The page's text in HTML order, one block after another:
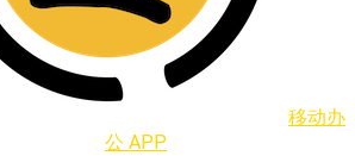
移动办
公 APP